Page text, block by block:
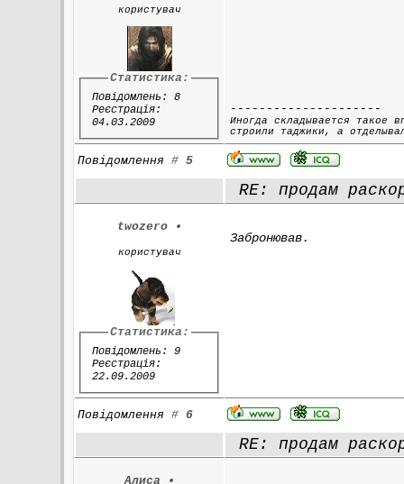
користувач
Статистика:
Повідомлень: 8
Реєстрація:
04.03.2009
---------------------
Иногда складывается такое
строили таджики, а
Повідомлення#5
RE: продам
twozero •
користувач
Статистика:
Повідомлень: 9
Реєстрація:
22.09.2009
Забронював.
Повідомлення#6
RE: продам
Алисa •